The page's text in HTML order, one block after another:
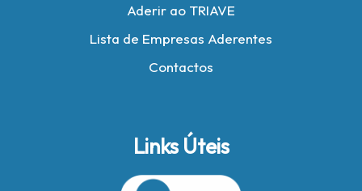
Aderir ao TRIAVE
Lista de Empresas Aderentes
Contactos
Links Úteis